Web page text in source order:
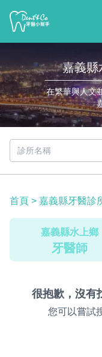
嘉義縣
在繁華與人文
首頁 > 嘉義縣牙醫診
嘉義縣水上鄉
牙醫師
很抱歉，沒有
您可以嘗試